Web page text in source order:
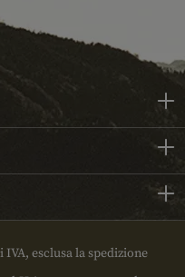
esclusa la spedizione